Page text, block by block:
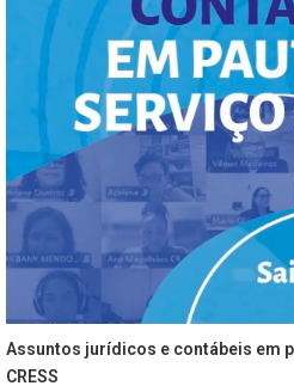
Assuntos jurídicos e contábeis em
CRESS